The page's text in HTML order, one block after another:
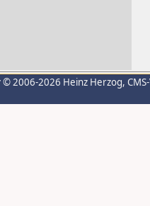
© 2006-2026 Heinz Herzog,